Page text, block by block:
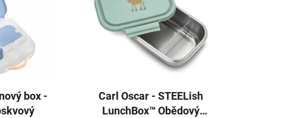
box -
Carl Oscar - STEELish
LunchBox™ Obědový